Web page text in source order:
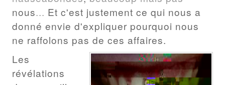
nous... Et c'est justement ce qui nous a
donné envie d'expliquer pourquoi nous
ne raffolons pas de ces affaires.
Les
révélations